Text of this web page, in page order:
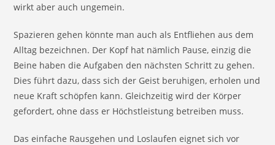
wirkt aber auch ungemein.
Spazieren gehen könnte man auch als Entfliehen aus dem
Alltag bezeichnen. Der Kopf hat nämlich Pause, einzig die
Beine haben die Aufgaben den nächsten Schritt zu gehen.
Dies führt dazu, dass sich der Geist beruhigen, erholen und
neue Kraft schöpfen kann. Gleichzeitig wird der Körper
gefordert, ohne dass er Höchstleistung betreiben muss.
Das einfache Rausgehen und Loslaufen eignet sich vor